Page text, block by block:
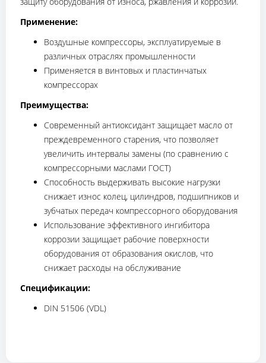
Применение:
Воздушные компрессоры, эксплуатируемые в
различных отраслях промышленности
Применяется в винтовых и пластинчатых
компрессорах
Преимущества:
Современный антиоксидант защищает масло от
преждевременного старения, что позволяет
увеличить интервалы замены (по сравнению с
компрессорными маслами ГОСТ)
Способность выдерживать высокие нагрузки
снижает износ колец, цилиндров, подшипников и
зубчатых передач компрессорного оборудования
Использование эффективного ингибитора
коррозии защищает рабочие поверхности
оборудования от образования окислов, что
снижает расходы на обслуживание
Спецификации:
DIN 51506 (VDL)